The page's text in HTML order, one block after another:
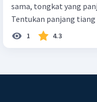
sama, tongkat yang
Tentukan panjang
1 4.3